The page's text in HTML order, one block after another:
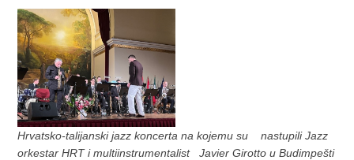
Hrvatsko-talijanski jazz koncerta na kojemu su nastupili Jazz
orkestar HRT i multiinstrumentalist Javier Girotto u Budimpešti